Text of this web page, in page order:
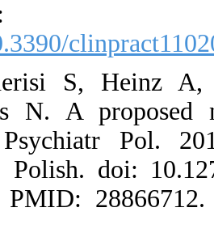
[
7.
Sartorius
health.
English,
Jun 18.